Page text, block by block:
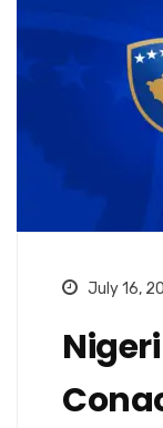
July 16,